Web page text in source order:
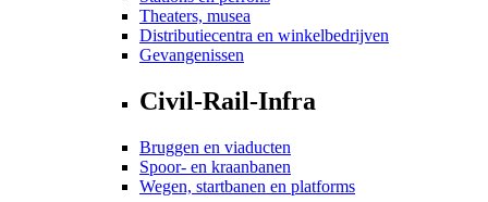
Theaters, musea
Distributiecentra en winkelbedrijven
Gevangenissen
Civil-Rail-Infra
Bruggen en viaducten
Spoor- en kraanbanen
Wegen, startbanen en platforms